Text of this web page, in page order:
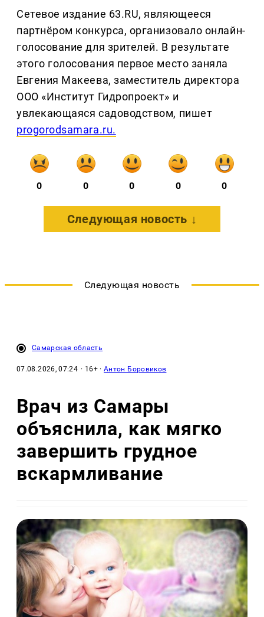
Сетевое издание 63.RU, являющееся
партнёром конкурса, организовало онлайн-
голосование для зрителей. В результате
этого голосования первое место заняла
Евгения Макеева, заместитель директора
ООО «Институт Гидропроект» и
увлекающаяся садоводством, пишет
progorodsamara.ru.
0 0 0 0 0
Следующая новость ↓
Следующая новость
Самарская область
07.08.2026, 07:24 · 16+ ·Антон Боровиков
Врач из Самары
объяснила, как мягко
завершить грудное
вскармливание